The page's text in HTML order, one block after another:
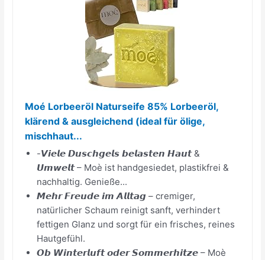
Moé Lorbeeröl Naturseife 85% Lorbeeröl,
klärend & ausgleichend (ideal für ölige,
mischhaut...
-𝙑𝙞𝙚𝙡𝙚 𝘿𝙪𝙨𝙘𝙝𝙜𝙚𝙡𝙨 𝙗𝙚𝙡𝙖𝙨𝙩𝙚𝙣 𝙃𝙖𝙪𝙩 &
𝙐𝙢𝙬𝙚𝙡𝙩 – Moè ist handgesiedet, plastikfrei &
nachhaltig. Genieße...
𝙈𝙚𝙝𝙧 𝙁𝙧𝙚𝙪𝙙𝙚 𝙞𝙢 𝘼𝙡𝙡𝙩𝙖𝙜 – cremiger,
natürlicher Schaum reinigt sanft, verhindert
fettigen Glanz und sorgt für ein frisches, reines
Hautgefühl.
𝙊𝙗 𝙒𝙞𝙣𝙩𝙚𝙧𝙡𝙪𝙛𝙩 𝙤𝙙𝙚𝙧 𝙎𝙤𝙢𝙢𝙚𝙧𝙝𝙞𝙩𝙯𝙚 – Moè